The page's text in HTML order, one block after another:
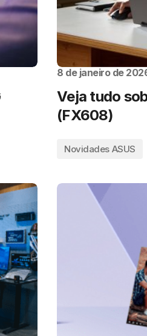
8 de janeiro de
Veja tudo
(FX608)
Novidades ASUS